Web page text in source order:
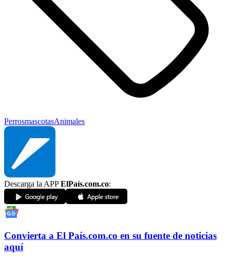
PerrosmascotasAnimales
Descarga la APPElPaís.com.co:
Convierta a El País.com.co en su fuente de noticias
aquí